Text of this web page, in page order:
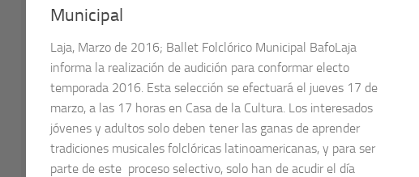
Municipal
Laja, Marzo de 2016; Ballet Folclórico Municipal BafoLaja
informa la realización de audición para conformar electo
temporada 2016. Esta selección se efectuará el jueves 17 de
marzo, a las 17 horas en Casa de la Cultura. Los interesados
jóvenes y adultos solo deben tener las ganas de aprender
tradiciones musicales folclóricas latinoamericanas, y para ser
parte de este proceso selectivo, solo han de acudir el día